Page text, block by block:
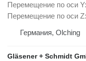
Перемещение по оси Y
Перемещение по оси Z
Германия, Olching
Gläsener + Schmidt